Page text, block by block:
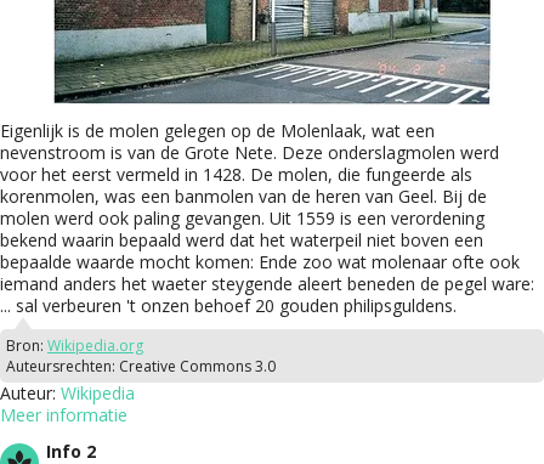
Eigenlijk is de molen gelegen op de Molenlaak, wat een
nevenstroom is van de Grote Nete. Deze onderslagmolen werd
voor het eerst vermeld in 1428. De molen, die fungeerde als
korenmolen, was een banmolen van de heren van Geel. Bij de
molen werd ook paling gevangen. Uit 1559 is een verordening
bekend waarin bepaald werd dat het waterpeil niet boven een
bepaalde waarde mocht komen: Ende zoo wat molenaar ofte ook
iemand anders het waeter steygende aleert beneden de pegel ware:
... sal verbeuren 't onzen behoef 20 gouden philipsguldens.
Bron: Wikipedia.org
Auteursrechten: Creative Commons 3.0
Auteur: Wikipedia
Meer informatie
Info 2